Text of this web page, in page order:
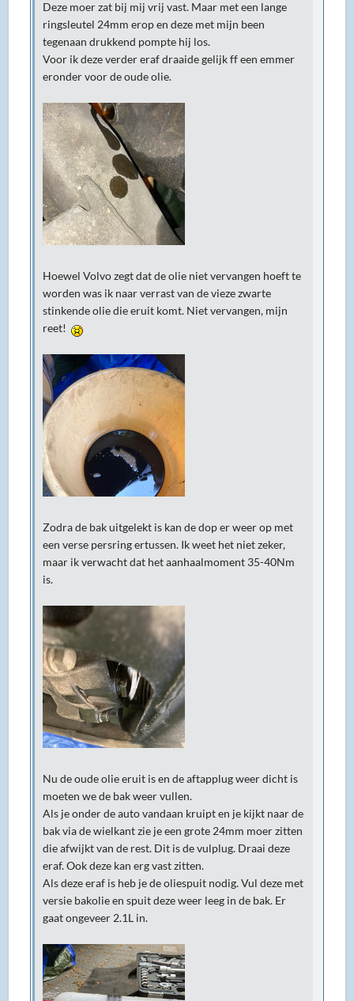
Deze moer zat bij mij vrij vast. Maar met een lange
ringsleutel 24mm erop en deze met mijn been
tegenaan drukkend pompte hij los.
Voor ik deze verder eraf draaide gelijk ff een emmer
eronder voor de oude olie.
Hoewel Volvo zegt dat de olie niet vervangen hoeft te
worden was ik naar verrast van de vieze zwarte
stinkende olie die eruit komt. Niet vervangen, mijn
reet!
Zodra de bak uitgelekt is kan de dop er weer op met
een verse persring ertussen. Ik weet het niet zeker,
maar ik verwacht dat het aanhaalmoment 35-40Nm
is.
Nu de oude olie eruit is en de aftapplug weer dicht is
moeten we de bak weer vullen.
Als je onder de auto vandaan kruipt en je kijkt naar de
bak via de wielkant zie je een grote 24mm moer zitten
die afwijkt van de rest. Dit is de vulplug. Draai deze
eraf. Ook deze kan erg vast zitten.
Als deze eraf is heb je de oliespuit nodig. Vul deze met
versie bakolie en spuit deze weer leeg in de bak. Er
gaat ongeveer 2.1L in.